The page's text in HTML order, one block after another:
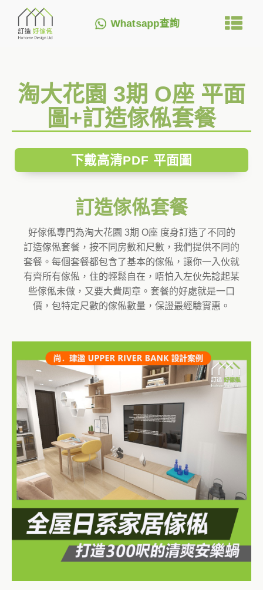
Whatsapp查詢
淘大花園 3期 O座 平面
圖+訂造傢俬套餐
下戴高清PDF 平面圖
訂造傢俬套餐
好傢俬專門為淘大花園 3期 O座 度身訂造了不同的
訂造傢俬套餐，按不同房數和尺數，我們提供不同的
套餐。每個套餐都包含了基本的傢俬，讓你一入伙就
有齊所有傢俬，住的輕鬆自在，唔怕入左伙先諗起某
些傢俬未做，又要大費周章。套餐的好處就是一口
價，包特定尺數的傢俬數量，保證最經驗實惠。